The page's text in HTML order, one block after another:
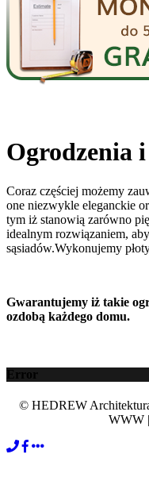
Ogrodzenia
Coraz częściej możemy
one niezwykle eleganckie
tym iż stanowią zarówno
idealnym rozwiązaniem,
sąsiadów.Wykonujemy
Gwarantujemy iż takie
ozdobą każdego domu.
Error
© HEDREW
WWW |